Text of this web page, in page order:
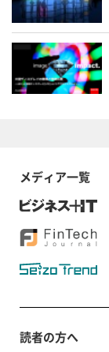
メディア一覧
読者の方へ